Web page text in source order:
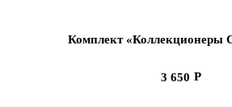
Комплект «Коллекционеры
3 650